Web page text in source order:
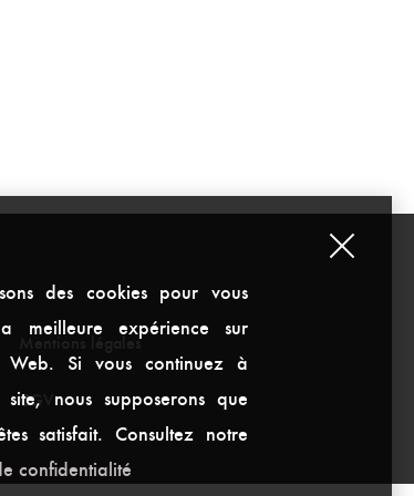
Mentions légales
CGV
des cookies pour vous
meilleure expérience sur
Web. Si vous continuez à
nous supposerons que
satisfait. Consultez notre
confidentialité